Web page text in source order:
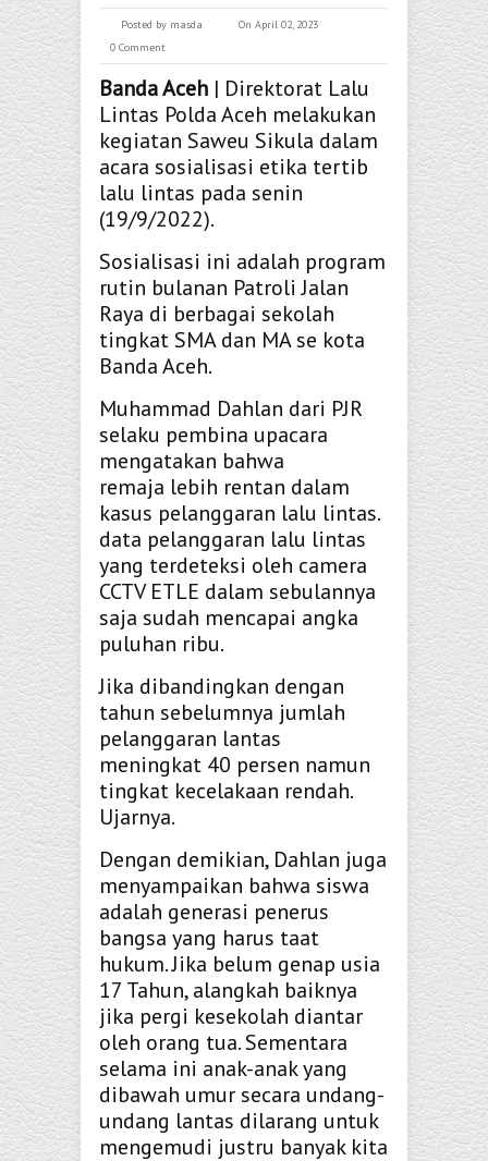
Posted by masda
On April 02, 2023
0 Comment
Banda Aceh | Direktorat Lalu
Lintas Polda Aceh melakukan
kegiatan Saweu Sikula dalam
acara sosialisasi etika tertib
lalu lintas pada senin
(19/9/2022).
Sosialisasi ini adalah program
rutin bulanan Patroli Jalan
Raya di berbagai sekolah
tingkat SMA dan MA se kota
Banda Aceh.
Muhammad Dahlan dari PJR
selaku pembina upacara
mengatakan bahwa
remaja lebih rentan dalam
kasus pelanggaran lalu lintas.
data pelanggaran lalu lintas
yang terdeteksi oleh camera
CCTV ETLE dalam sebulannya
saja sudah mencapai angka
puluhan ribu.
Jika dibandingkan dengan
tahun sebelumnya jumlah
pelanggaran lantas
meningkat 40 persen namun
tingkat kecelakaan rendah.
Ujarnya.
Dengan demikian, Dahlan juga
menyampaikan bahwa siswa
adalah generasi penerus
bangsa yang harus taat
hukum. Jika belum genap usia
17 Tahun, alangkah baiknya
jika pergi kesekolah diantar
oleh orang tua. Sementara
selama ini anak-anak yang
dibawah umur secara undang-
undang lantas dilarang untuk
mengemudi justru banyak kita